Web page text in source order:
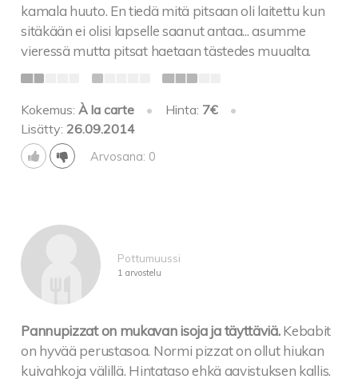
kamala huuto. En tiedä mitä pitsaan oli laitettu kun
sitäkään ei olisi lapselle saanut antaa... asumme
vieressä mutta pitsat haetaan tästedes muualta.
Kokemus:À la carte • Hinta: 7€
•
Lisätty: 26.09.2014
Arvosana: 0
Pottumuussi
1 arvostelu
Pannupizzat on mukavan isoja ja täyttäviä. Kebabit
on hyvää perustasoa. Normi pizzat on ollut hiukan
kuivahkoja välillä. Hintataso ehkä aavistuksen kallis.